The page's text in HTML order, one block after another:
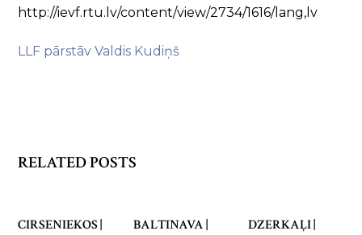
http://ievf.rtu.lv/content/view/2734/1616/lang,lv
LLF pārstāv Valdis Kudiņš
RELATED POSTS
CIRSENIEKOS |
BALTINAVA |
DZERKAĻI |